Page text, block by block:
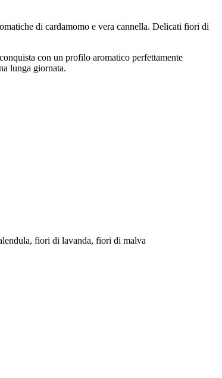
di cardamomo e vera cannella. Delicati fiori di
con un profilo aromatico perfettamente
lunga giornata.
fiori di lavanda, fiori di malva